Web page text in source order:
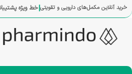
خرید آنلاین مکمل‌های دارویی و تقویتی|خط ویژه